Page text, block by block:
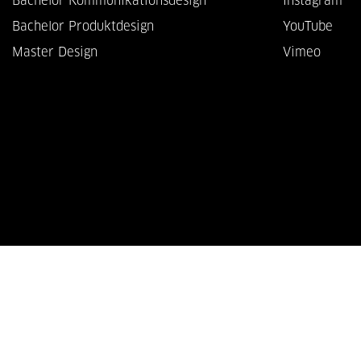
Bachelor Produktdesign
Master Design
YouTube
Vimeo